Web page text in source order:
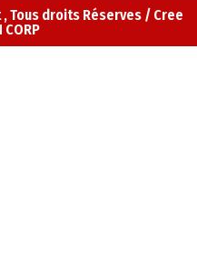
, Tous droits Réserves / Cree
CORP